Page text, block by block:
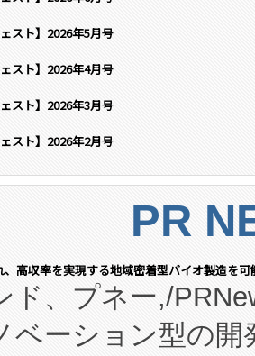
スト】2026年5月号
スト】2026年4月号
スト】2026年3月号
スト】2026年2月号
PR
高収率を実現する地域密着型バイオ製造を
ド、プネー,/
ベーション型の